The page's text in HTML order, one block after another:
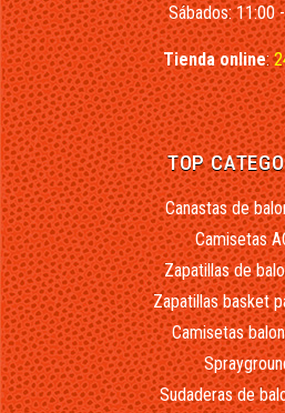
Sábados: 11:00
Tienda online:
TOP
Canastas de
Camisetas
Zapatillas de
Zapatillas basket
Camisetas
Sudaderas de